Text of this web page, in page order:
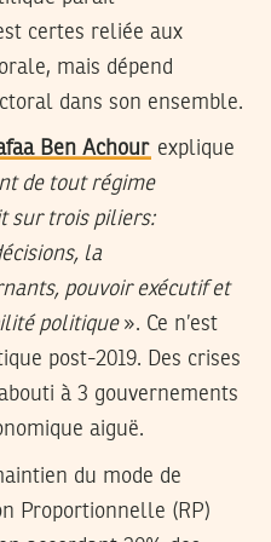
certes reliée aux
mais dépend
dans son ensemble.
Ben Achour explique
de tout régime
sur trois piliers:
la
pouvoir exécutif et
politique ». Ce n’est
post-2019. Des crises
à 3 gouvernements
aiguë.
du mode de
Proportionnelle (RP)